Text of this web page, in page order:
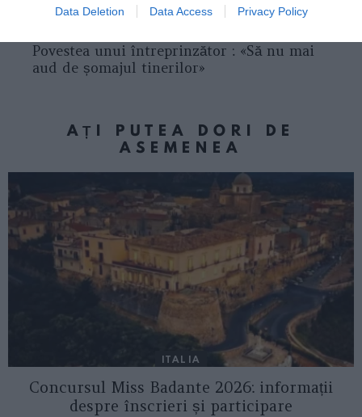
Data Deletion Data Access Privacy Policy
Următorul articol
Povestea unui întreprinzător : «Să nu mai
aud de șomajul tinerilor»
AȚI PUTEA DORI DE
ASEMENEA
ITALIA
Concursul Miss Badante 2026: informații
despre înscrieri și participare